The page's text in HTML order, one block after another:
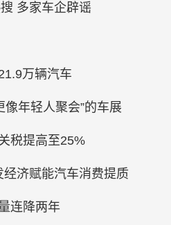
多家车企辟谣
万辆汽车
像年轻人聚会”的车展
税提高至25%
济赋能汽车消费提质
连降两年